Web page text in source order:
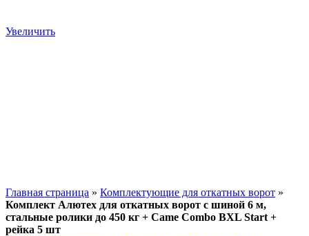
Увеличить
Главная страница » Комплектующие для откатных ворот »
Комплект Алютех для откатных ворот с шиной 6 м,
стальные ролики до 450 кг + Came Combo BXL Start +
рейка 5 шт